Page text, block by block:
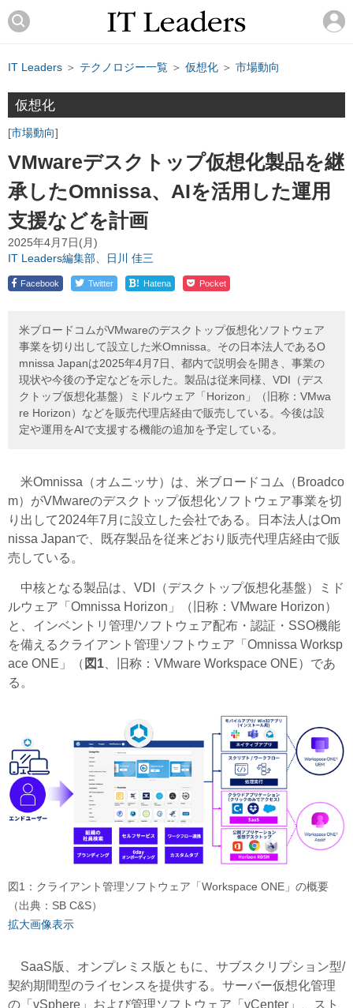
IT Leaders ＞ テクノロジー一覧 ＞ 仮想化 ＞ 市場動向
仮想化
市場動向
VMwareデスクトップ仮想化製品を継
承したOmnissa、AIを活用した運用
支援などを計画
2025年4月7日(月)
IT Leaders編集部、日川 佳三
Facebook Twitter ! Hatena Pocket
米ブロードコムがVMwareのデスクトップ仮想化ソフトウェア
事業を切り出して設立した米Omnissa。その日本法人であるO
mnissa Japanは2025年4月7日、都内で説明会を開き、事業の
現状や今後の予定などを示した。製品は従来同様、VDI（デス
クトップ仮想化基盤）ミドルウェア「Horizon」（旧称：VMwa
re Horizon）などを販売代理店経由で販売している。今後は設
定や運用をAIで支援する機能の追加を予定している。
米Omnissa（オムニッサ）は、米ブロードコム（Broadco
m）がVMwareのデスクトップ仮想化ソフトウェア事業を切
り出して2024年7月に設立した会社である。日本法人はOm
nissa Japanで、既存製品を従来どおり販売代理店経由で販
売している。
中核となる製品は、VDI（デスクトップ仮想化基盤）ミド
ルウェア「Omnissa Horizon」（旧称：VMware Horizon）
と、インベントリ管理/ソフトウェア配布・認証・SSO機能
を備えるクライアント管理ソフトウェア「Omnissa Worksp
ace ONE」（ 図1 、旧称：VMware Workspace ONE）であ
る。
図1：クライアント管理ソフトウェア「Workspace ONE」の概要
（出典：SB C&S）
拡大画像表示
SaaS版、オンプレミス版ともに、サブスクリプション型/
契約期間型のライセンスを提供する。サーバー仮想化管理
の「vSphere」および管理ソフトウェア「vCenter」、スト